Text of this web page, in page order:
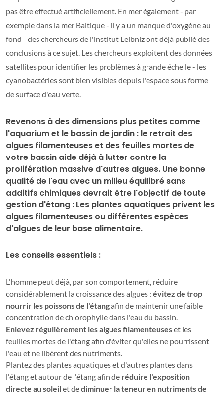
pas être effectué artificiellement. En mer également - par
exemple dans la mer Baltique - il y a un manque d'oxygène au
fond - des chercheurs de l'institut Leibniz ont déjà publié des
conclusions à ce sujet. Les chercheurs exploitent des données
satellites pour identifier les problèmes à grande échelle - les
cyanobactéries sont bien visibles depuis l'espace sous forme
de surface d'eau verte.
Revenons à des dimensions plus petites comme
l'aquarium et le bassin de jardin : le retrait des
algues filamenteuses et des feuilles mortes de
votre bassin aide déjà à lutter contre la
prolifération massive d'autres algues. Une bonne
qualité de l'eau avec un milieu équilibré sans
additifs chimiques devrait être l'objectif de toute
gestion d'étang : Les plantes aquatiques privent les
algues filamenteuses ou différentes espèces
d'algues de leur base alimentaire.
Les conseils essentiels :
L'homme peut déjà, par son comportement, réduire
considérablement la croissance des algues : évitez de trop
nourrir les poissons de l'étangafin de maintenir une faible
concentration de chlorophylle dans l'eau du bassin.
Enlevez régulièrement les algues filamenteuseset les
feuilles mortes de l'étang afin d'éviter qu'elles ne pourrissent
l'eau et ne libèrent des nutriments.
Plantez des plantes aquatiques et d'autres plantes dans
l'étang et autour de l'étangafin de réduire l'exposition
directe au soleilet dediminuer la teneur en nutriments de